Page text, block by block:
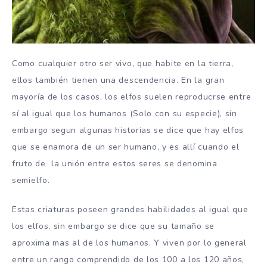
Como cualquier otro ser vivo, que habite en la tierra,
ellos también tienen una descendencia. En la gran
mayoría de los casos, los elfos suelen reproducrse entre
sí al igual que los humanos (Solo con su especie), sin
embargo segun algunas historias se dice que hay elfos
que se enamora de un ser humano, y es allí cuando el
fruto de la unión entre estos seres se denomina
semielfo.
Estas criaturas poseen grandes habilidades al igual que
los elfos, sin embargo se dice que su tamaño se
aproxima mas al de los humanos. Y viven por lo general
entre un rango comprendido de los 100 a los 120 años,